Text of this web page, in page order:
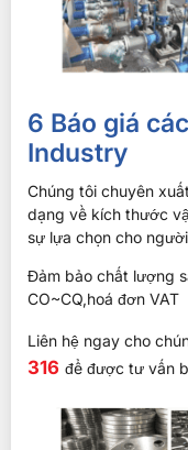
6 Báo giá
Industry
Chúng tôi chuyên
dạng về kích thước
sự lựa chọn cho
Đảm bảo chất lượng
CO~CQ,hoá đơn VAT
Liên hệ ngay cho
316 để được tư vấn